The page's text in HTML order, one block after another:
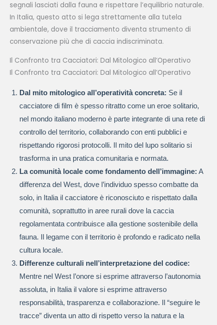
segnali lasciati dalla fauna e rispettare l’equilibrio naturale.
In Italia, questo atto si lega strettamente alla tutela
ambientale, dove il tracciamento diventa strumento di
conservazione più che di caccia indiscriminata.
Il Confronto tra Cacciatori: Dal Mitologico all’Operativo
Il Confronto tra Cacciatori: Dal Mitologico all’Operativo
Dal mito mitologico all’operatività concreta: Se il
cacciatore di film è spesso ritratto come un eroe solitario,
nel mondo italiano moderno è parte integrante di una rete di
controllo del territorio, collaborando con enti pubblici e
rispettando rigorosi protocolli. Il mito del lupo solitario si
trasforma in una pratica comunitaria e normata.
La comunità locale come fondamento dell’immagine: A
differenza del West, dove l’individuo spesso combatte da
solo, in Italia il cacciatore è riconosciuto e rispettato dalla
comunità, soprattutto in aree rurali dove la caccia
regolamentata contribuisce alla gestione sostenibile della
fauna. Il legame con il territorio è profondo e radicato nella
cultura locale.
Differenze culturali nell’interpretazione del codice:
Mentre nel West l’onore si esprime attraverso l’autonomia
assoluta, in Italia il valore si esprime attraverso
responsabilità, trasparenza e collaborazione. Il “seguire le
tracce” diventa un atto di rispetto verso la natura e la